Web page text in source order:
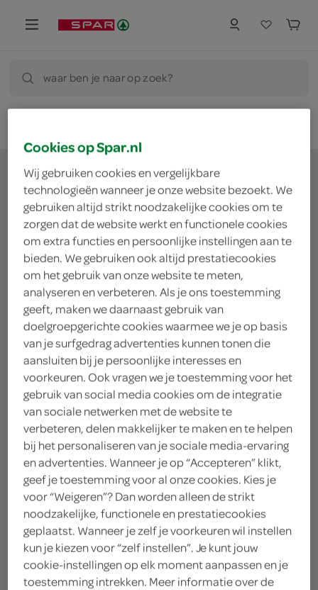
waar ben je naar op zoek?
waar doe jij je
boodschappen?
Je bestelt de boodschappen bij de lokale SPAR in
jouw buurt. Het assortiment varieert per SPAR
winkel, daarom willen we graag weten waar jij je
boodschappen doet.
kies je winkel
Volg SPAR op twitter
Volg SPAR op facebook
Cookies op Spar.nl
Wij gebruiken cookies en vergelijkbare
technologieën wanneer je onze website bezoekt. We
gebruiken altijd strikt noodzakelijke cookies om te
zorgen dat de website werkt en functionele cookies
om extra functies en persoonlijke instellingen aan te
bieden. We gebruiken ook altijd prestatiecookies
om het gebruik van onze website te meten,
analyseren en verbeteren. Als je ons toestemming
geeft, maken we daarnaast gebruik van
doelgroepgerichte cookies waarmee we je op basis
van je surfgedrag advertenties kunnen tonen die
aansluiten bij je persoonlijke interesses en
voorkeuren. Ook vragen we je toestemming voor het
gebruik van social media cookies om de integratie
van sociale netwerken met de website te
verbeteren, delen makkelijker te maken en te helpen
bij het personaliseren van je sociale media-ervaring
en advertenties. Wanneer je op “Accepteren” klikt,
geef je toestemming voor al onze cookies. Kies je
voor “Weigeren”? Dan worden alleen de strikt
noodzakelijke, functionele en prestatiecookies
geplaatst. Wanneer je zelf je voorkeuren wil instellen
kun je kiezen voor “zelf instellen”. Je kunt jouw
cookie-instellingen op elk moment aanpassen en je
toestemming intrekken. Meer informatie over de